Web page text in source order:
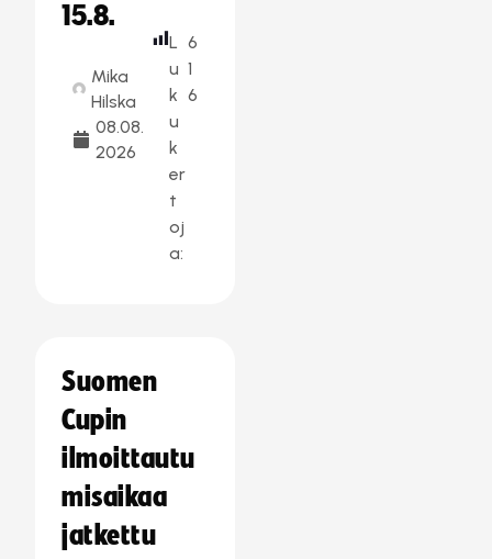
15.8.
Mika
Hilska
08.08.
2026
L
u
k
u
k
er
t
oj
a:
6
1
6
Suomen
Cupin
ilmoittautu
misaikaa
jatkettu